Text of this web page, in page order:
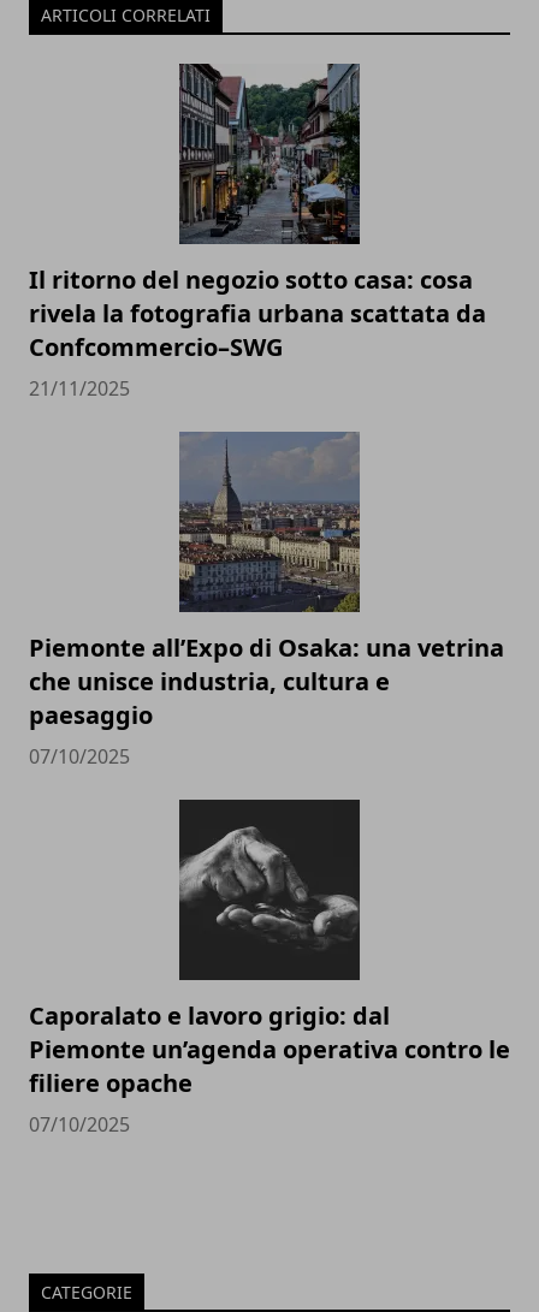
ARTICOLI CORRELATI
Il ritorno del negozio sotto casa: cosa
rivela la fotografia urbana scattata da
Confcommercio–SWG
21/11/2025
Piemonte all’Expo di Osaka: una vetrina
che unisce industria, cultura e
paesaggio
07/10/2025
Caporalato e lavoro grigio: dal
Piemonte un’agenda operativa contro le
filiere opache
07/10/2025
CATEGORIE